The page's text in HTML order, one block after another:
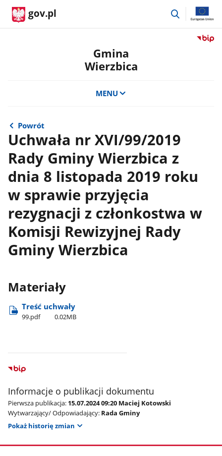
gov.pl
przejdź
Przejdź
Gmina
Wierzbica
MENU
Powrót
Uchwała nr XVI/99/2019
Rady Gminy Wierzbica z
dnia 8 listopada 2019 roku
w sprawie przyjęcia
rezygnacji z członkostwa w
Komisji Rewizyjnej Rady
Gminy Wierzbica
Materiały
Treść uchwały
99.pdf 0.02MB
Informacje o publikacji dokumentu
Pierwsza publikacja: 15.07.2024 09:20 Maciej Kotowski
Wytwarzający/ Odpowiadający: Rada Gminy
Pokaż historię zmian